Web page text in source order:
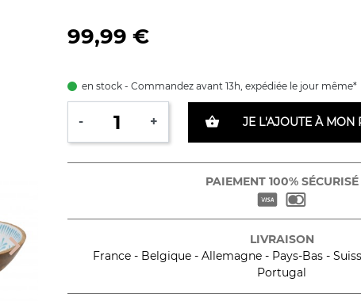
99,99 €
en stock - Commandez avant 13h, expédiée le jour même*
- + shopping_basket JE L'AJOUTE À MON
PAIEMENT 100% SÉCURISÉ
LIVRAISON
France - Belgique - Allemagne - Pays-Bas -
Portugal